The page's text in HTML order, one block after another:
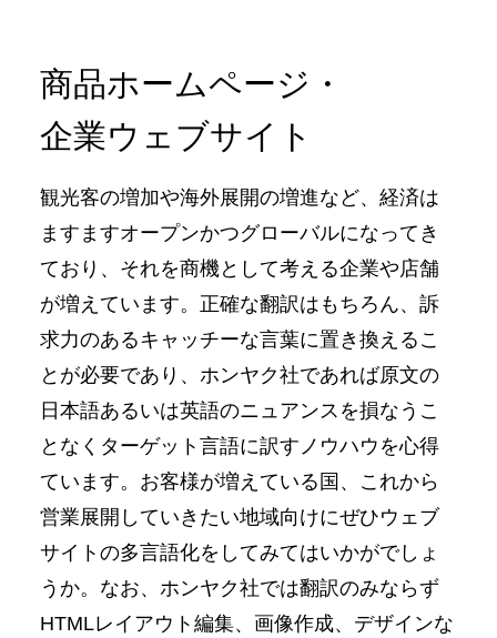
商品ホームページ・
企業ウェブサイト
観光客の増加や海外展開の増進など、経済は
ますますオープンかつグローバルになってき
ており、それを商機として考える企業や店舗
が増えています。正確な翻訳はもちろん、訴
求⼒のあるキャッチーな⾔葉に置き換えるこ
とが必要であり、ホンヤク社であれば原⽂の
⽇本語あるいは英語のニュアンスを損なうこ
となくターゲット⾔語に訳すノウハウを⼼得
ています。お客様が増えている国、これから
営業展開していきたい地域向けにぜひウェブ
サイトの多⾔語化をしてみてはいかがでしょ
うか。なお、ホンヤク社では翻訳のみならず
HTMLレイアウト編集、画像作成、デザインな